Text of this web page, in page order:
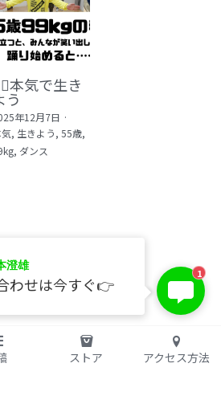
本気で生き
う
年12月7日 ·
, 生きよう, 55歳,
ダンス
inc.（株式会社 kibi）
ストア アクセス方法
澄雄
わせは今すぐ👉
1